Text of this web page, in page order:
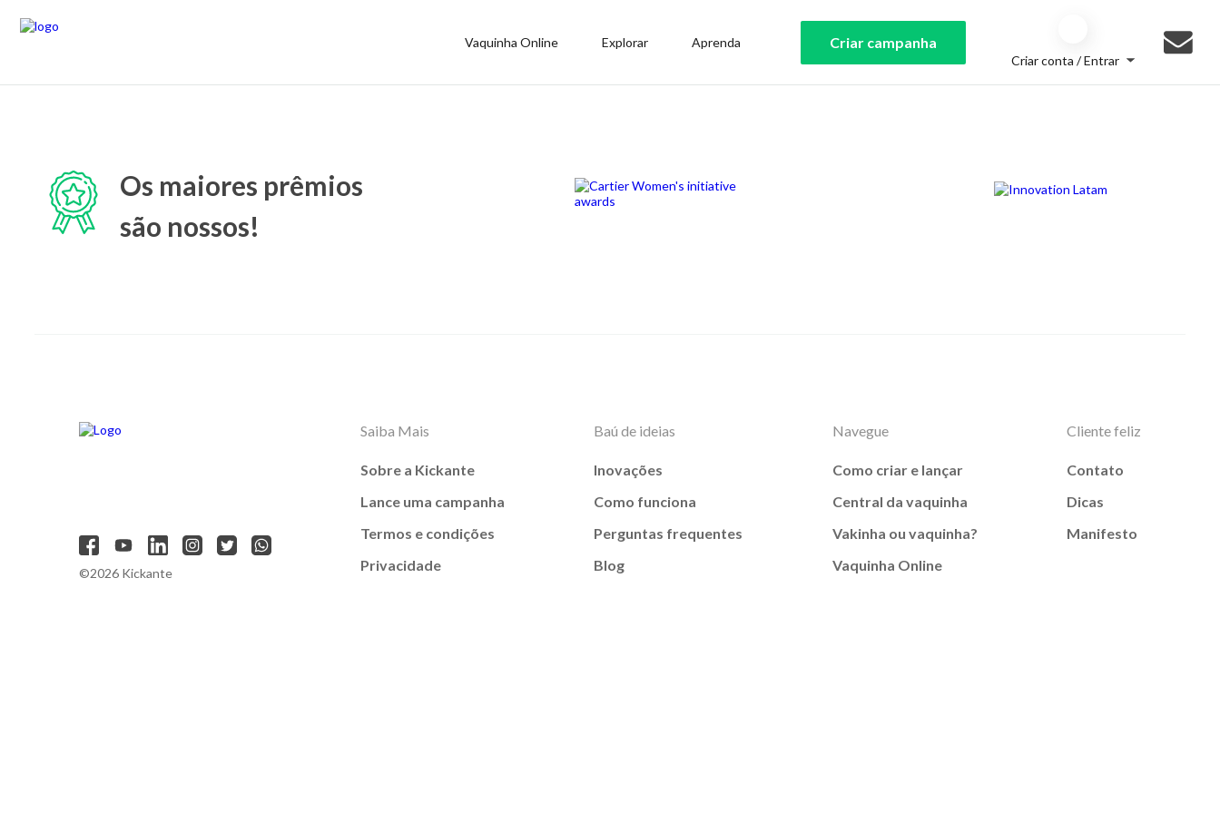
Vaquinha Online Explorar Aprenda Criar campanha
Criar conta / Entrar
Os maiores prêmios
são nossos!
©2026 Kickante
Saiba Mais
Sobre a Kickante
Lance uma campanha
Termos e condições
Privacidade
Baú de ideias
Inovações
Como funciona
Perguntas frequentes
Blog
Navegue
Como criar e lançar
Central da vaquinha
Vakinha ou vaquinha?
Vaquinha Online
Cliente feliz
Contato
Dicas
Manifesto